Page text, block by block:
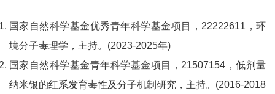
国家自然科学基金优秀青年科学基金项目，22222611，环
境分子毒理学，主持。(2023-2025年)
国家自然科学基金青年科学基金项目，21507154，低剂量
纳米银的红系发育毒性及分子机制研究，主持。(2016-2018